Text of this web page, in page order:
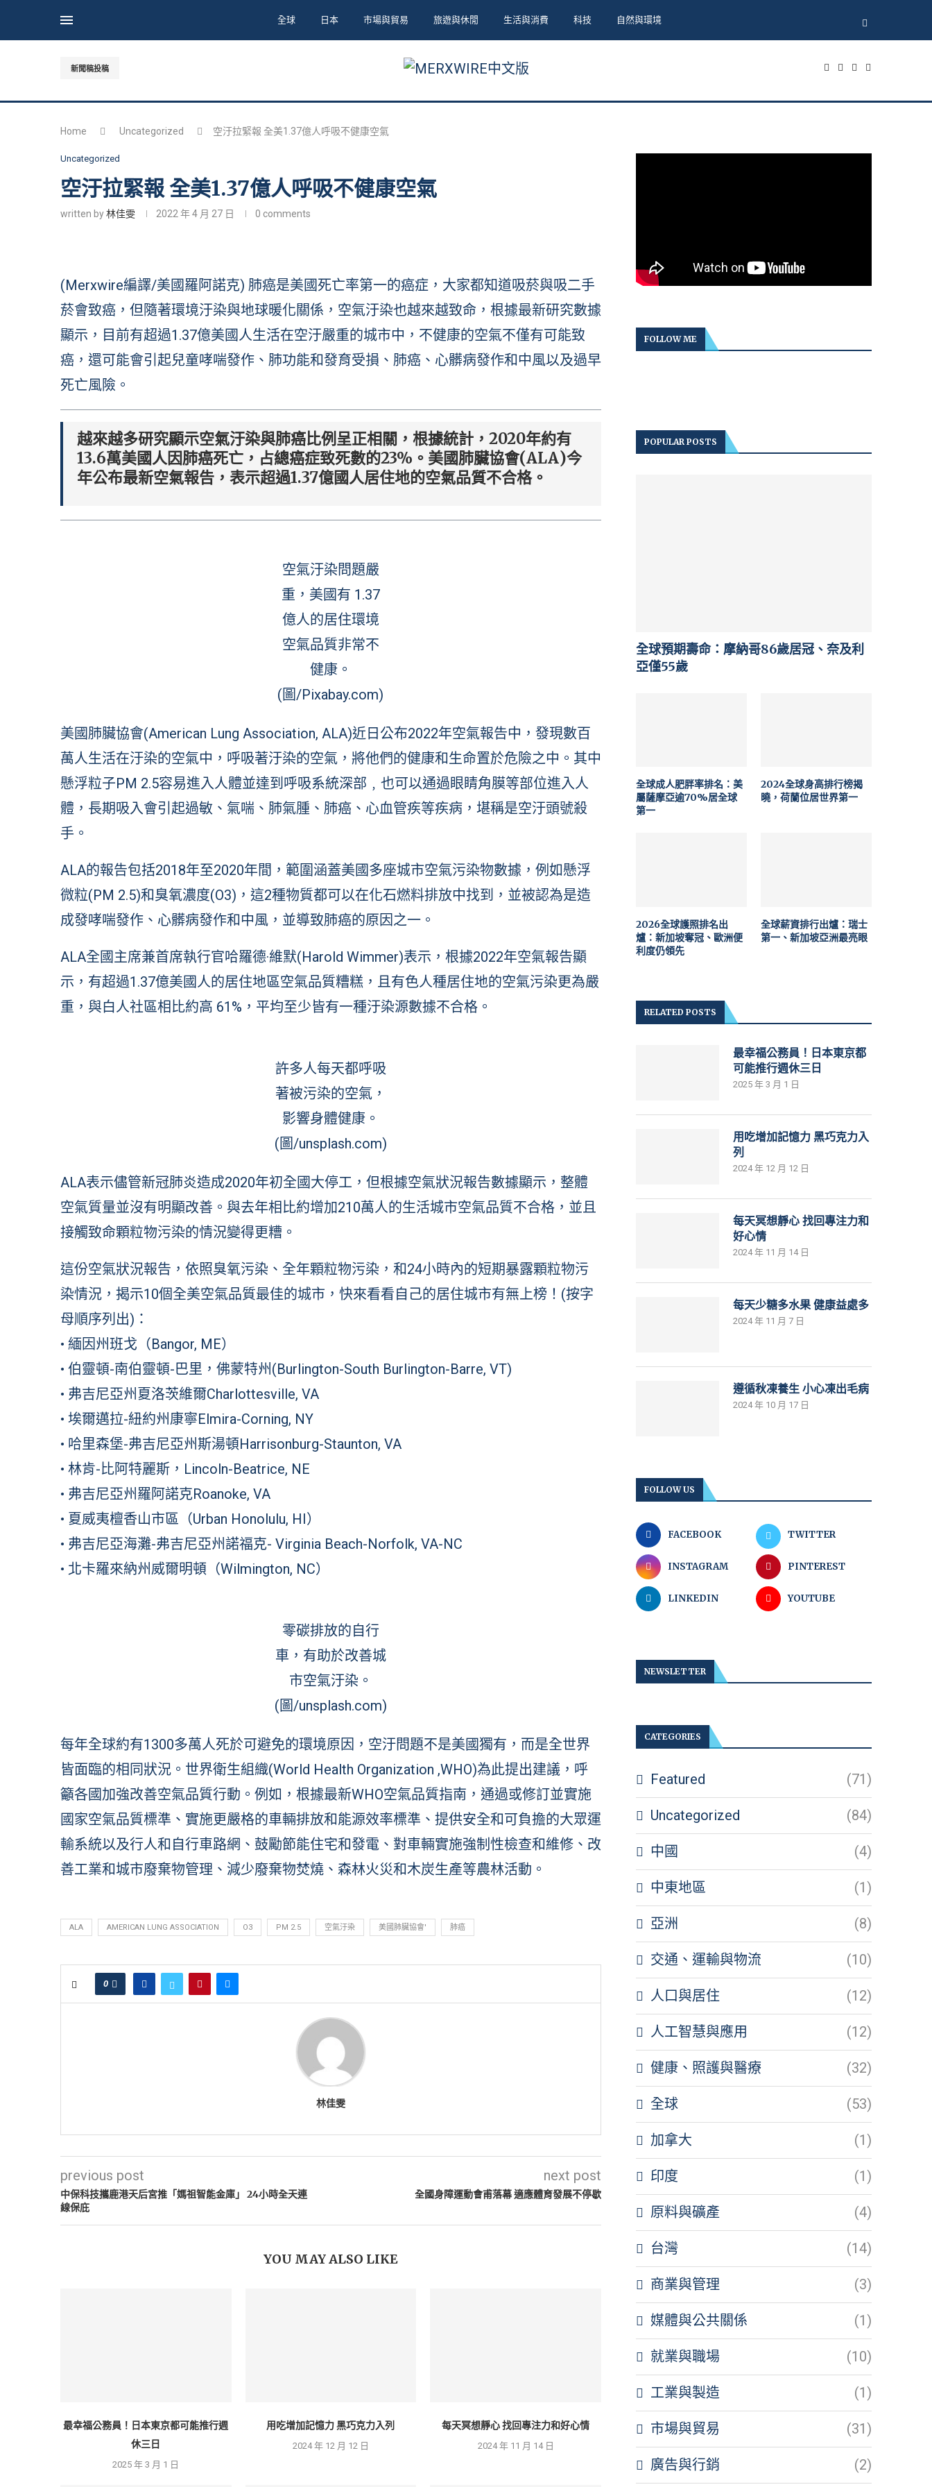
全球 日本 市場與貿易 旅遊與休閒 生活與消費 科技 自然與環境
新聞稿投稿
Home Uncategorized 空汙拉緊報 全美1.37億人呼吸不健康空氣
Uncategorized
空汙拉緊報 全美1.37億人呼吸不健康空氣
written by林佳雯 2022 年 4 月 27 日 0 comments
(Merxwire編譯/美國羅阿諾克) 肺癌是美國死亡率第一的癌症，大家都知道吸菸與吸二手
菸會致癌，但隨著環境汙染與地球暖化關係，空氣汙染也越來越致命，根據最新研究數據
顯示，目前有超過1.37億美國人生活在空汙嚴重的城市中，不健康的空氣不僅有可能致
癌，還可能會引起兒童哮喘發作、肺功能和發育受損、肺癌、心髒病發作和中風以及過早
死亡風險。
越來越多研究顯示空氣汙染與肺癌比例呈正相關，根據統計，2020年約有
13.6萬美國人因肺癌死亡，占總癌症致死數的23%。美國肺臟協會(ALA)今
年公布最新空氣報告，表示超過1.37億國人居住地的空氣品質不合格。
空氣汙染問題嚴
重，美國有 1.37
億人的居住環境
空氣品質非常不
健康。
(圖/Pixabay.com)
美國肺臟協會(American Lung Association, ALA)近日公布2022年空氣報告中，發現數百
萬人生活在汙染的空氣中，呼吸著汙染的空氣，將他們的健康和生命置於危險之中。其中
懸浮粒子PM 2.5容易進入人體並達到呼吸系統深部﹐也可以通過眼睛角膜等部位進入人
體，長期吸入會引起過敏、氣喘、肺氣腫、肺癌、心血管疾等疾病，堪稱是空汙頭號殺
手。
ALA的報告包括2018年至2020年間，範圍涵蓋美國多座城市空氣污染物數據，例如懸浮
微粒(PM 2.5)和臭氧濃度(O3)，這2種物質都可以在化石燃料排放中找到，並被認為是造
成發哮喘發作、心髒病發作和中風，並導致肺癌的原因之一。
ALA全國主席兼首席執行官哈羅德·維默(Harold Wimmer)表示，根據2022年空氣報告顯
示，有超過1.37億美國人的居住地區空氣品質糟糕，且有色人種居住地的空氣污染更為嚴
重，與白人社區相比約高 61%，平均至少皆有一種汙染源數據不合格。
許多人每天都呼吸
著被污染的空氣，
影響身體健康。
(圖/unsplash.com)
ALA表示儘管新冠肺炎造成2020年初全國大停工，但根據空氣狀況報告數據顯示，整體
空氣質量並沒有明顯改善。與去年相比約增加210萬人的生活城市空氣品質不合格，並且
接觸致命顆粒物污染的情況變得更糟。
這份空氣狀況報告，依照臭氧污染、全年顆粒物污染，和24小時內的短期暴露顆粒物污
染情況，揭示10個全美空氣品質最佳的城市，快來看看自己的居住城市有無上榜！(按字
母順序列出)：
• 緬因州班戈（Bangor, ME）
• 伯靈頓-南伯靈頓-巴里，佛蒙特州(Burlington-South Burlington-Barre, VT)
• 弗吉尼亞州夏洛茨維爾Charlottesville, VA
• 埃爾邁拉-紐約州康寧Elmira-Corning, NY
• 哈里森堡-弗吉尼亞州斯湯頓Harrisonburg-Staunton, VA
• 林肯-比阿特麗斯，Lincoln-Beatrice, NE
• 弗吉尼亞州羅阿諾克Roanoke, VA
• 夏威夷檀香山市區（Urban Honolulu, HI）
• 弗吉尼亞海灘-弗吉尼亞州諾福克- Virginia Beach-Norfolk, VA-NC
• 北卡羅來納州威爾明頓（Wilmington, NC）
零碳排放的自行
車，有助於改善城
市空氣汙染。
(圖/unsplash.com)
每年全球約有1300多萬人死於可避免的環境原因，空汙問題不是美國獨有，而是全世界
皆面臨的相同狀況。世界衛生組織(World Health Organization ,WHO)為此提出建議，呼
籲各國加強改善空氣品質行動。例如，根據最新WHO空氣品質指南，通過或修訂並實施
國家空氣品質標準、實施更嚴格的車輛排放和能源效率標準、提供安全和可負擔的大眾運
輸系統以及行人和自行車路網、鼓勵節能住宅和發電、對車輛實施強制性檢查和維修、改
善工業和城市廢棄物管理、減少廢棄物焚燒、森林火災和木炭生產等農林活動。
ALA AMERICAN LUNG ASSOCIATION O3 PM 2.5 空氣汙染 美國肺臟協會' 肺癌
0
林佳雯
previous post
中保科技攜鹿港天后宮推「媽祖智能金庫」 24小時全天連
線保庇
next post
全國身障運動會甫落幕 適應體育發展不停歇
YOU MAY ALSO LIKE
最幸福公務員！日本東京都可能推行週
休三日
2025 年 3 月 1 日
用吃增加記憶力 黑巧克力入列
2024 年 12 月 12 日
每天冥想靜心 找回專注力和好心情
2024 年 11 月 14 日
FOLLOW ME
POPULAR POSTS
全球預期壽命：摩納哥86歲居冠、奈及利
亞僅55歲
全球成人肥胖率排名：美
屬薩摩亞逾70%居全球
第一
2024全球身高排行榜揭
曉，荷蘭位居世界第一
2026全球護照排名出
爐：新加坡奪冠、歐洲便
利度仍領先
全球薪資排行出爐：瑞士
第一、新加坡亞洲最亮眼
RELATED POSTS
最幸福公務員！日本東京都
可能推行週休三日
2025 年 3 月 1 日
用吃增加記憶力 黑巧克力入
列
2024 年 12 月 12 日
每天冥想靜心 找回專注力和
好心情
2024 年 11 月 14 日
每天少糖多水果 健康益處多
2024 年 11 月 7 日
遵循秋凍養生 小心凍出毛病
2024 年 10 月 17 日
FOLLOW US
FACEBOOK TWITTER
INSTAGRAM PINTEREST
LINKEDIN YOUTUBE
NEWSLETTER
CATEGORIES
Featured (71)
Uncategorized (84)
中國 (4)
中東地區 (1)
亞洲 (8)
交通、運輸與物流 (10)
人口與居住 (12)
人工智慧與應用 (12)
健康、照護與醫療 (32)
全球 (53)
加拿大 (1)
印度 (1)
原料與礦產 (4)
台灣 (14)
商業與管理 (3)
媒體與公共關係 (1)
就業與職場 (10)
工業與製造 (1)
市場與貿易 (31)
廣告與行銷 (2)